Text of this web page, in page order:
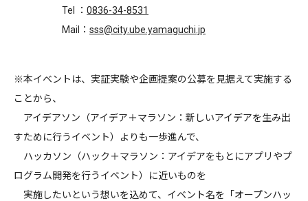
Tel ： 0836-34-8531
Mail： sss@city.ube.yamaguchi.jp
※本イベントは、実証実験や企画提案の公募を見据えて実施する
ことから、
アイデアソン（アイデア＋マラソン：新しいアイデアを生み出
すために行うイベント）よりも一歩進んで、
ハッカソン（ハック＋マラソン：アイデアをもとにアプリやプ
ログラム開発を行うイベント）に近いものを
実施したいという想いを込めて、イベント名を「オープンハッ